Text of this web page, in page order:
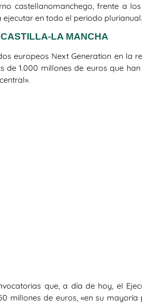
castellanomanchego, frente a
en todo el periodo plurianual.
LA MANCHA
europeos Next Generation en la
1.000 millones de euros que han
que, a día de hoy, el
millones de euros, «en su mayoría